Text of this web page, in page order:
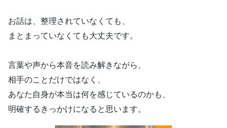
お話は、整理されていなくても、
まとまっていなくても大丈夫です。
言葉や声から本音を読み解きながら、
相手のことだけではなく、
あなた自身が本当は何を感じているのかも、
明確するきっかけになると思います。